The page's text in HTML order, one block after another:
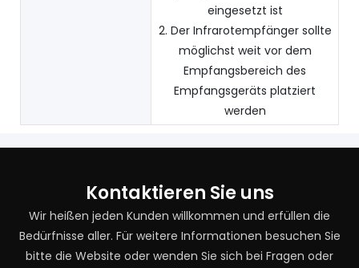
eingesetzt ist
2. Der Infrarotempfänger sollte
möglichst weit vor dem
Empfangsbereich des
Empfangsgeräts platziert
werden
Kontaktieren Sie uns
Wir heißen jeden Kunden willkommen und erfüllen die
Bedürfnisse aller. Für weitere Informationen besuchen Sie
bitte die Website oder wenden Sie sich bei Fragen oder